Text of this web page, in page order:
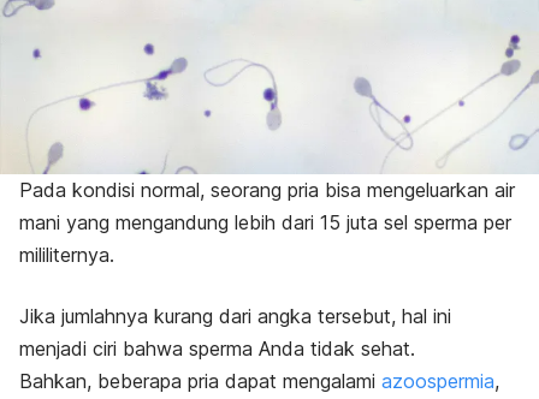
Pada kondisi normal, seorang pria bisa mengeluarkan air
mani yang mengandung lebih dari 15 juta sel sperma per
mililiternya.
Jika jumlahnya kurang dari angka tersebut, hal ini
menjadi ciri bahwa sperma Anda tidak sehat.
Bahkan, beberapa pria dapat mengalami azoospermia,